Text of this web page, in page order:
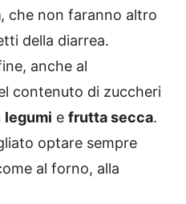
, che non faranno altro
della diarrea.
anche al
contenuto di zuccheri
legumi e frutta secca.
optare sempre
al forno, alla